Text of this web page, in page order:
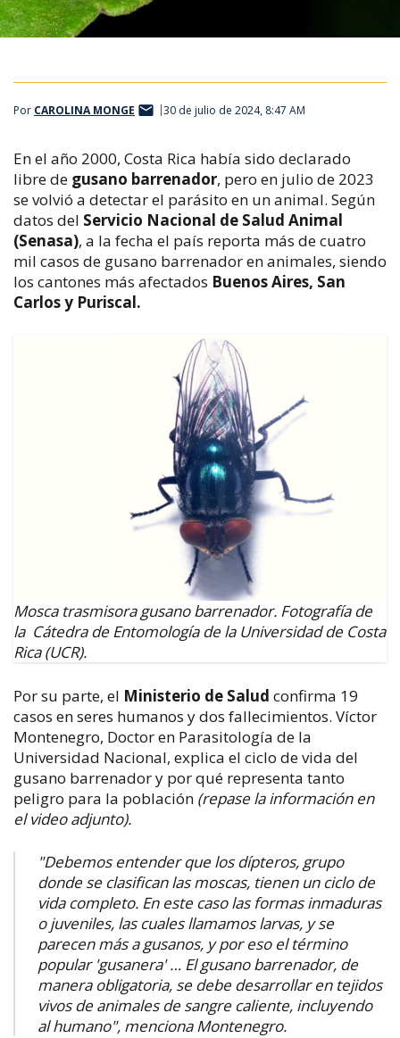
Por CAROLINA MONGE 30 de julio de 2024, 8:47 AM
En el año 2000, Costa Rica había sido declarado
libre de gusano barrenador, pero en julio de 2023
se volvió a detectar el parásito en un animal. Según
datos del Servicio Nacional de Salud Animal
(Senasa), a la fecha el país reporta más de cuatro
mil casos de gusano barrenador en animales, siendo
los cantones más afectados Buenos Aires, San
Carlos y Puriscal.
Mosca trasmisora gusano barrenador. Fotografía de
la Cátedra de Entomología de la Universidad de Costa
Rica (UCR).
Por su parte, el Ministerio de Salud confirma 19
casos en seres humanos y dos fallecimientos. Víctor
Montenegro, Doctor en Parasitología de la
Universidad Nacional, explica el ciclo de vida del
gusano barrenador y por qué representa tanto
peligro para la población (repase la información en
el video adjunto).
​"Debemos entender que los dípteros, grupo
donde se clasifican las moscas, tienen un ciclo de
vida completo. En este caso las formas inmaduras
o juveniles, las cuales llamamos larvas, y se
parecen más a gusanos, y por eso el término
popular 'gusanera' … El gusano barrenador, de
manera obligatoria, se debe desarrollar en tejidos
vivos de animales de sangre caliente, incluyendo
al humano", menciona Montenegro.